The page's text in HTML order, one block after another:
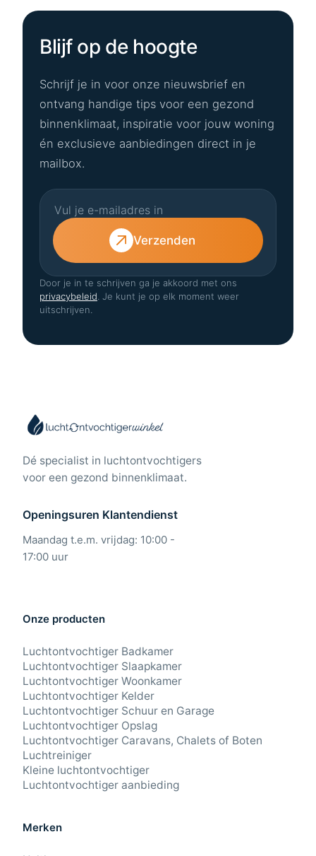
Blijf op de hoogte
Schrijf je in voor onze nieuwsbrief en
ontvang handige tips voor een gezond
binnenklimaat, inspiratie voor jouw woning
én exclusieve aanbiedingen direct in je
mailbox.
Verzenden
Door je in te schrijven ga je akkoord met ons
privacybeleid . Je kunt je op elk moment weer
uitschrijven.
Dé specialist in luchtontvochtigers
voor een gezond binnenklimaat.
Openingsuren Klantendienst
Maandag t.e.m. vrijdag: 10:00 -
17:00 uur
Onze producten
Luchtontvochtiger Badkamer
Luchtontvochtiger Slaapkamer
Luchtontvochtiger Woonkamer
Luchtontvochtiger Kelder
Luchtontvochtiger Schuur en Garage
Luchtontvochtiger Opslag
Luchtontvochtiger Caravans, Chalets of Boten
Luchtreiniger
Kleine luchtontvochtiger
Luchtontvochtiger aanbieding
Merken